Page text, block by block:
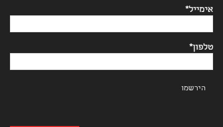
אימייל*
טלפון*